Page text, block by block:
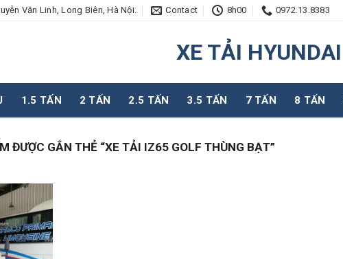
Văn Linh, Long Biên, Hà Nội. Contact 8h00 0972.13.8383
XE TẢI HYUNDAI
1.5 TẤN 2 TẤN 2.5 TẤN 3.5 TẤN 7 TẤN 8 TẤN
ĐƯỢC GẮN THẺ “XE TẢI IZ65 GOLF THÙNG BẠT”